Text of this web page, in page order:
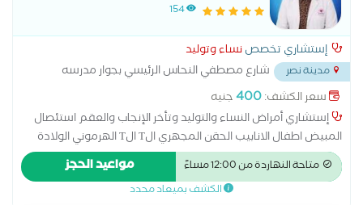
والعقم
154
إستشاري تخصصنساء وتوليد
مدينة نصر
شارع مصطفي النحاس الرئيسي بجوار مدرسه
المنهل...
سعر الكشف:400جنيه
إستشاري أمراض النساء والتوليد وتأخر الإنجاب والعقم استئصال
المبيض اطفال الانابيب الحقن المجهري الT الT الهرموني الولادة
الطبيعية الولادة القيصرية تحليل بطانة الرحم ربط قناة فالوب رعاية
ما قبل الولادة وبعدها سونار سونار ثلاثي الابعاد سونار رباعي الابعاد
عمليات تجميل المهبل عملية استئصال الرحم بالمنظار
متاحة النهاردة من 12:00 مساءً مواعيد الحجز
الكشف بميعاد محدد